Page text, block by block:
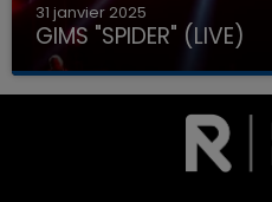
31 janvier 2025
GIMS "SPIDER" (LIVE)